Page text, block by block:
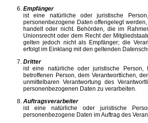
Empfänger
ist eine natürliche oder juristische
personenbezogene Daten offengelegt
handelt oder nicht. Behörden, die im
Unionsrecht oder dem Recht der
gelten jedoch nicht als Empfänger; die
erfolgt im Einklang mit den geltenden
Dritter
ist eine natürliche oder juristische
betroffenen Person, dem Verantwortlichen,
unmittelbaren Verantwortung des
personenbezogenen Daten zu verarbeiten.
Auftragsverarbeiter
ist eine natürliche oder juristische
personenbezogene Daten im Auftrag des